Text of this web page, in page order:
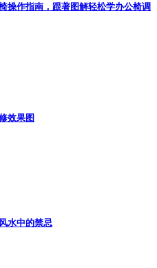
操作指南，跟著图解轻松学办公椅调
效果图
水中的禁忌